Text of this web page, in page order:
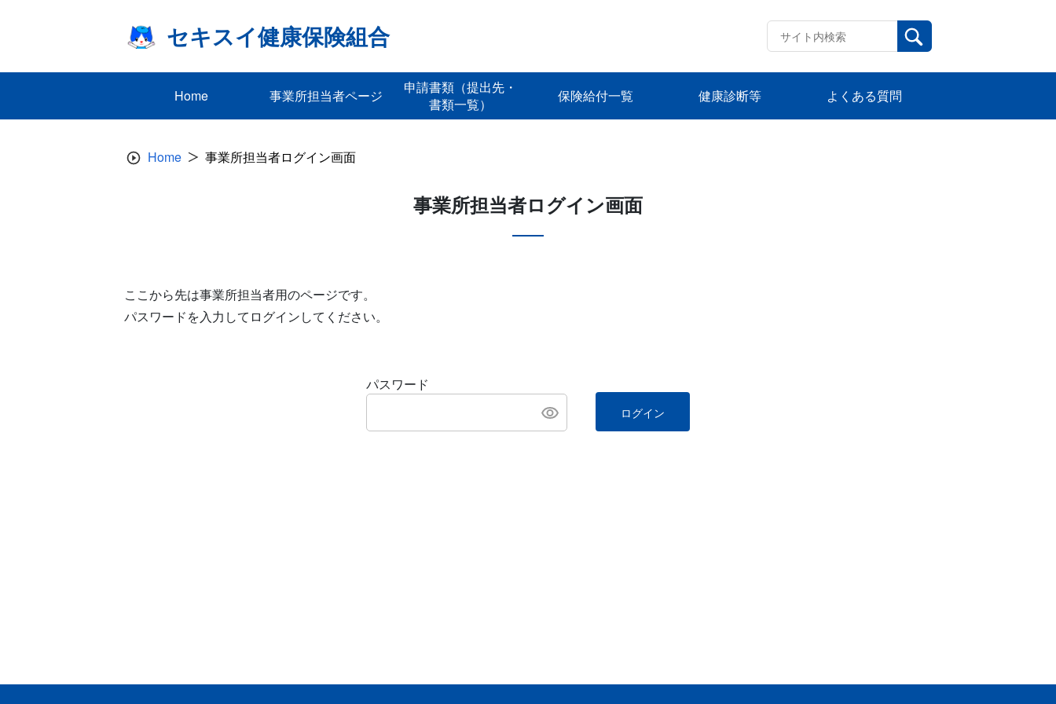
セキスイ健康保険組合
Home 事業所担当者ページ
申請書類（提出先・
書類一覧）
保険給付一覧 健康診断等 よくある質問
Home 事業所担当者ログイン画面
事業所担当者ログイン画面
ここから先は事業所担当者用のページです。
パスワードを入力してログインしてください。
パスワード
ログイン